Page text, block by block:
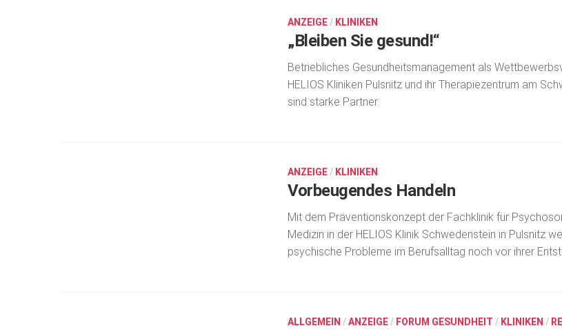
ANZEIGE / KLINIKEN
„Bleiben Sie gesund!“
Betriebliches Gesundheitsmanagement als
HELIOS Kliniken Pulsnitz und ihr Therapiezentrum am
sind starke Partner.
ANZEIGE / KLINIKEN
Vorbeugendes Handeln
Mit dem Präventionskonzept der Fachklinik für
Medizin in der HELIOS Klinik Schwedenstein in Pulsnitz
psychische Probleme im Berufsalltag noch vor ihrer
ALLGEMEIN /ANZEIGE / FORUM GESUNDHEIT / KLINIKEN /